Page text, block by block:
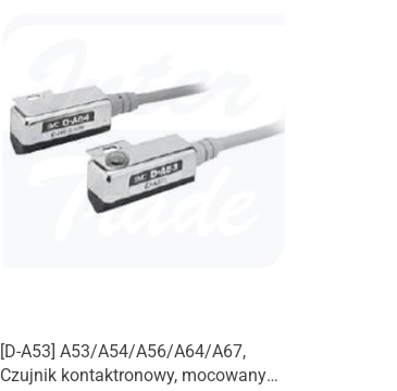
[D-A53] A53/A54/A56/A64/A67,
Czujnik kontaktronowy, mocowany